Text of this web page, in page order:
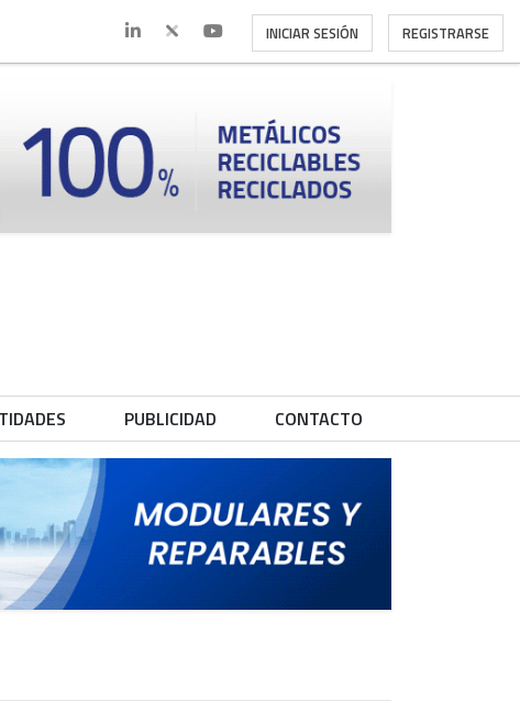
INICIAR SESIÓN REGISTRARSE
PUBLICIDAD CONTACTO